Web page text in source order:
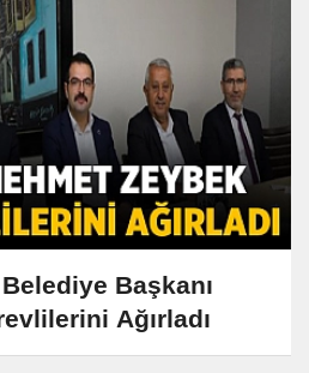
Başkanı
Ağırladı